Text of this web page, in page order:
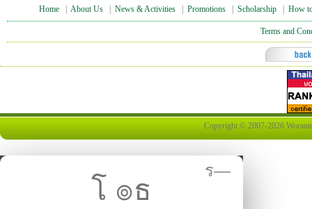
Home About Us News & Activities Promotions Scholarship How
Terms and
Copyright © 2007-2026
โ ๏ธ
ร—